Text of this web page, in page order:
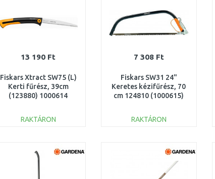
13 190 Ft
Fiskars Xtract SW75 (L)
Kerti fűrész, 39cm
(123880) 1000614
RAKTÁRON
Összehasonlítás
7 308 Ft
Fiskars SW31 24"
Keretes kézifűrész, 70
cm 124810 (1000615)
RAKTÁRON
Összehasonlítás